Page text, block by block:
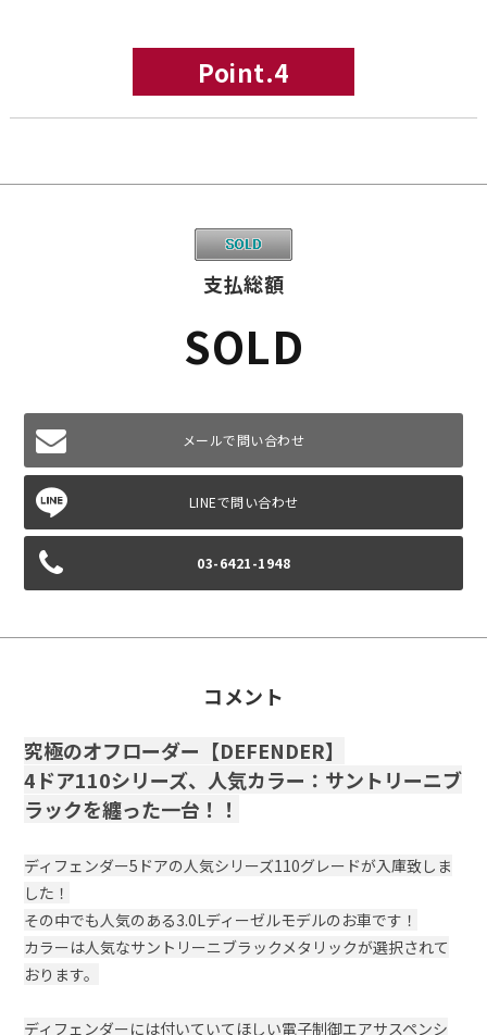
Point.4
支払総額
SOLD
メールで問い合わせ
03-6421-1948
コメント
究極のオフローダー【DEFENDER】
4ドア110シリーズ、人気カラー：サントリーニブ
ラックを纏った一台！！
ディフェンダー5ドアの人気シリーズ110グレードが入庫致しま
した！
その中でも人気のある3.0Lディーゼルモデルのお車です！
カラーは人気なサントリーニブラックメタリックが選択されて
おります。
ディフェンダーには付いていてほしい電子制御エアサスペンシ